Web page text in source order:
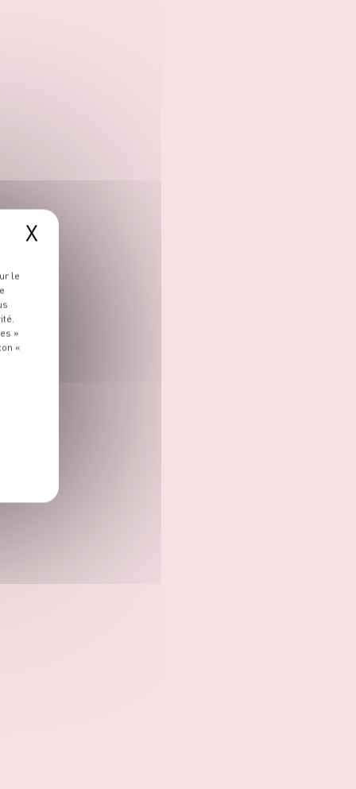
X
le
»
«